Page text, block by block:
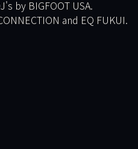
by BIGFOOT USA.
and EQ FUKUI.